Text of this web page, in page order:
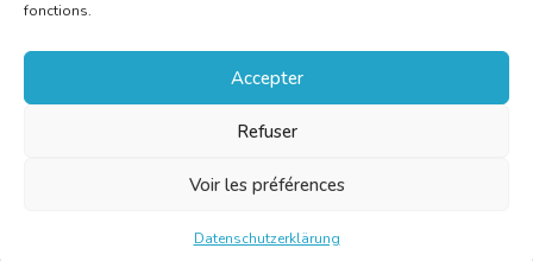
fonctions.
Accepter
Refuser
Voir les préférences
Datenschutzerklärung